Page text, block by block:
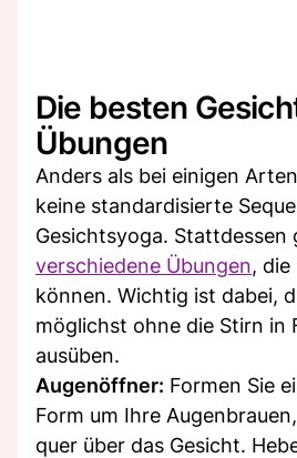
Die besten
Übungen
Anders als bei einigen
keine standardisierte
Gesichtsyoga. Stattdessen
verschiedene Übungen, die
können. Wichtig ist dabei,
möglichst ohne die Stirn in
ausüben.
Augenöffner: Formen Sie
Form um Ihre
quer über das Gesicht.